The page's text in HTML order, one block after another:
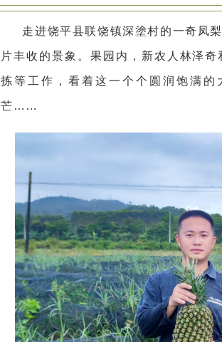
走进饶平县联饶镇深塗村的一奇凤
片丰收的景象。果园内，新农人林泽
拣等工作，看着这一个个圆润饱满
芒……